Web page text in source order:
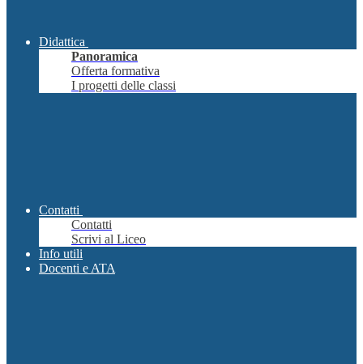
Didattica
Panoramica
Offerta formativa
I progetti delle classi
Contatti
Contatti
Scrivi al Liceo
Info utili
Docenti e ATA